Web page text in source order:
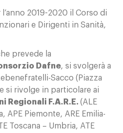
l’anno 2019-2020 il Corso di
e Dirigenti in Sanità,
prevede la
Dafne, si svolgerà a
Sacco (Piazza
si rivolge in particolare ai
Regionali F.A.R.E. (ALE
APE Piemonte, ARE Emilia-
Toscana – Umbria, ATE